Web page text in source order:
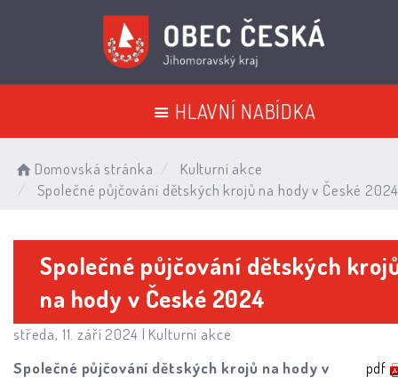
HLAVNÍ NABÍDKA
Domovská stránka
Kulturní akce
Společné půjčování dětských krojů na hody v České 2024
Společné půjčování dětských
na hody v České 2024
středa, 11. září 2024 | Kulturní akce
Společné půjčování dětských krojů na hody v
pdf